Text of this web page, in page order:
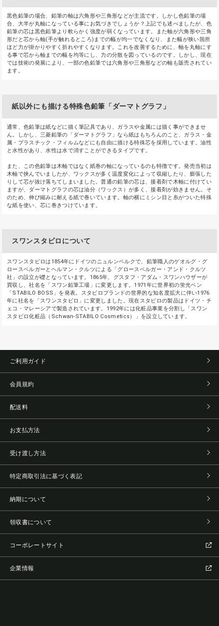
黒色鉛筆の場合、鉛筆の軸は六角形や三角形などが主流です。しかし色鉛筆の場
合、大半が丸軸になっている事にお気づきでしょうか？上記でも述べましたが、色
鉛筆の芯は黒色鉛筆より軟らかく強度が弱くなっています。また軸が六角形や三角
形だと芯から軸(手が触れるところ)までの幅が均一でなくなり、また幅が狭い箇所
ほど力が掛かりやすく折れやすくなります。これを改善するために、軸を丸軸にす
る事で芯から軸までの幅を均等にし、力の分散を図っているのです。しかし、現在
では技術の発展により、一部の色鉛筆では六角形や三角形などの軸も販売されてい
ます。
紙以外にも描ける特殊色鉛筆「ダーマトグラフ」
通常、色鉛筆は紙などに描く筆記具であり、ガラスや金属には描く事ができませ
ん。しかし、三菱鉛筆の「ダーマトグラフ」なら紙はもちろんのこと、ガラス・金
属・プラスチック・フィルムなどにも自由に描ける特殊芯を採用しています。油性
と水性があり、水性は水で消すことができるタイプです。
また、この色鉛筆は木軸ではなく紙巻の軸になっているのも特徴です。発売当初は
木軸で挟んでいましたが、ワックスが多く温度変化によって収縮したり、膨張した
りして芯が抜け落ちてしまいました。普通の鉛筆の芯は、接着剤で木軸に付けてい
ますが、ダーマトグラフの芯は油分（ワックス）が多く、接着剤が効きません。そ
のため、伸び縮みに耐える紙で巻いています。軸の横にミシン目と糸がついた特殊
な紙を使い、芯に巻きつけています。
スワンスタビロについて
スワンスタビロは1854年にドイツのニュルンベルクで、鉛筆職人のゲオルグ・グ
ロースベルガーとヘルマン・クルツによる「グロースベルガー・アンド・クルツ
社」の設立が礎となっています。1865年、グスタフ・アダム・スワンハウザーが
買収し、社名を「スワン鉛筆工場」に変更します。1971年に世界初の蛍光ペン
「STABILO BOSS」を発表。スタビロブランドの世界的な知名度拡大に伴い1976
年に社名を「スワンスタビロ」に変更しました。現在スタビロの製品はドイツ・チ
ェコ・マレーシアで製造されています。1992年には化粧品事業を分割し「スワン
スタビロ化粧品（Schwan-STABILO Cosmetics）」を設立しています。
ご利用ガイド
会員規約
配送料
お支払方法
受け渡し方法
特定商取引法に基づく表記
納期について
領収書について
コーポレートサイト
企業情報